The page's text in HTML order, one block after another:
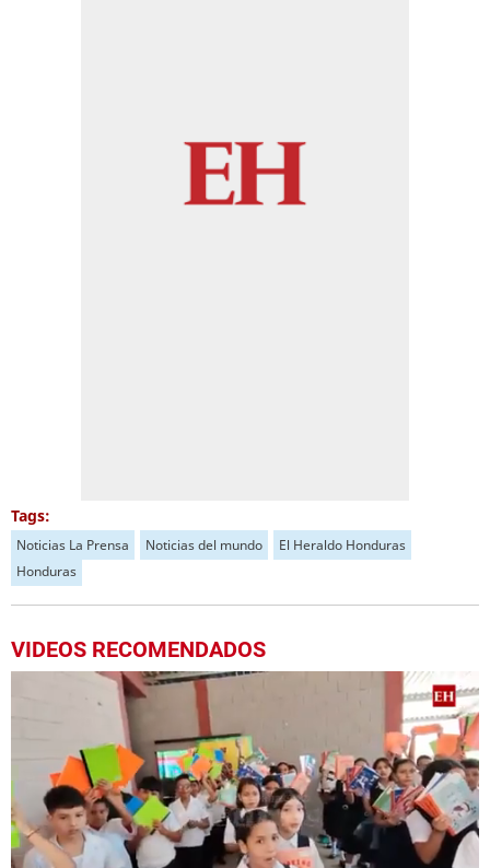
Tags:
Noticias La Prensa Noticias del mundo
El Heraldo Honduras
Honduras
VIDEOS RECOMENDADOS